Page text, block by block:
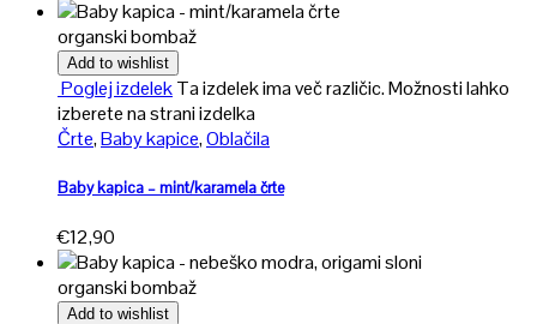
organski bombaž
Add to wishlist
Poglej izdelekTa izdelek ima več različic. Možnosti lahko
izberete na strani izdelka
Črte,Baby kapice,Oblačila
Baby kapica – mint/karamela črte
€12,90
organski bombaž
Add to wishlist